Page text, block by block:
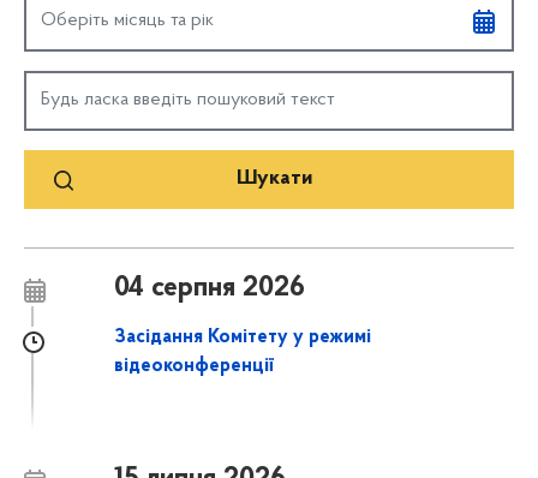
04 серпня 2026
Засідання Комітету у режимі
відеоконференції